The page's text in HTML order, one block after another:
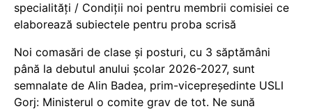
specialități / Condiții noi pentru membrii comisiei ce
elaborează subiectele pentru proba scrisă
Noi comasări de clase și posturi, cu 3 săptămâni
până la debutul anului școlar 2026-2027, sunt
semnalate de Alin Badea, prim-vicepreședinte USLI
Gorj: Ministerul o comite grav de tot. Ne sună